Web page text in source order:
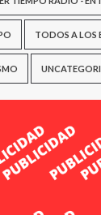
TODOS A LOS